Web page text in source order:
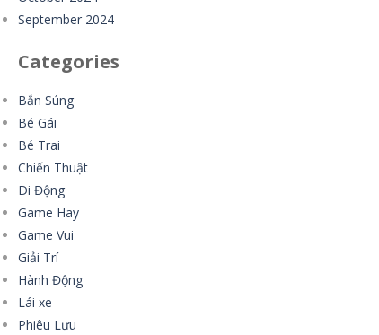
September 2024
Categories
Bắn Súng
Bé Gái
Bé Trai
Chiến Thuật
Di Động
Game Hay
Game Vui
Giải Trí
Hành Động
Lái xe
Phiêu Lưu